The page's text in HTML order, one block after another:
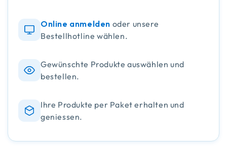
Online anmelden oder unsere
Bestellhotline wählen.
Gewünschte Produkte auswählen und
bestellen.
Ihre Produkte per Paket erhalten und
geniessen.